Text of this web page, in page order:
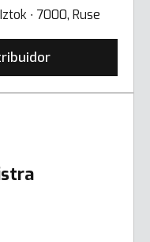
∙ 7000, Ruse